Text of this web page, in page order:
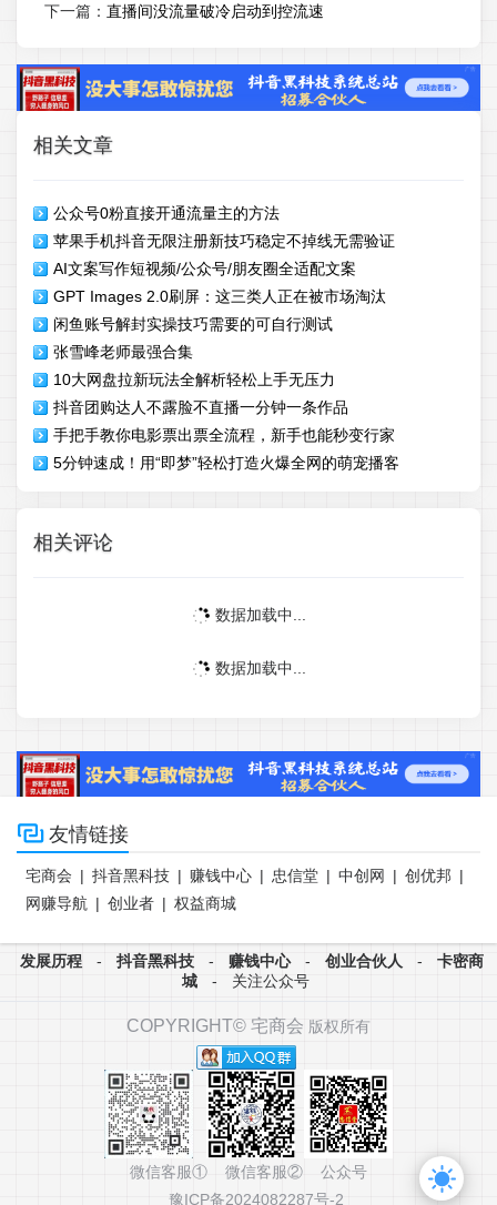
下一篇： 直播间没流量破冷启动到控流速
相关文章
公众号0粉直接开通流量主的方法
苹果手机抖音无限注册新技巧稳定不掉线无需验证
AI文案写作短视频/公众号/朋友圈全适配文案
GPT Images 2.0刷屏：这三类人正在被市场淘汰
闲鱼账号解封实操技巧需要的可自行测试
张雪峰老师最强合集
10大网盘拉新玩法全解析轻松上手无压力
抖音团购达人不露脸不直播一分钟一条作品
手把手教你电影票出票全流程，新手也能秒变行家
5分钟速成！用“即梦”轻松打造火爆全网的萌宠播客
相关评论
数据加载中...
数据加载中...
 友情链接
宅商会 | 抖音黑科技 | 赚钱中心 | 忠信堂 | 中创网 | 创优邦 |
网赚导航 | 创业者 | 权益商城
发展历程 - 抖音黑科技 - 赚钱中心 - 创业合伙人 -
卡密商
城
- 关注公众号
COPYRIGHT© 宅商会 版权所有
微信客服① 微信客服② 公众号
豫ICP备2024082287号-2